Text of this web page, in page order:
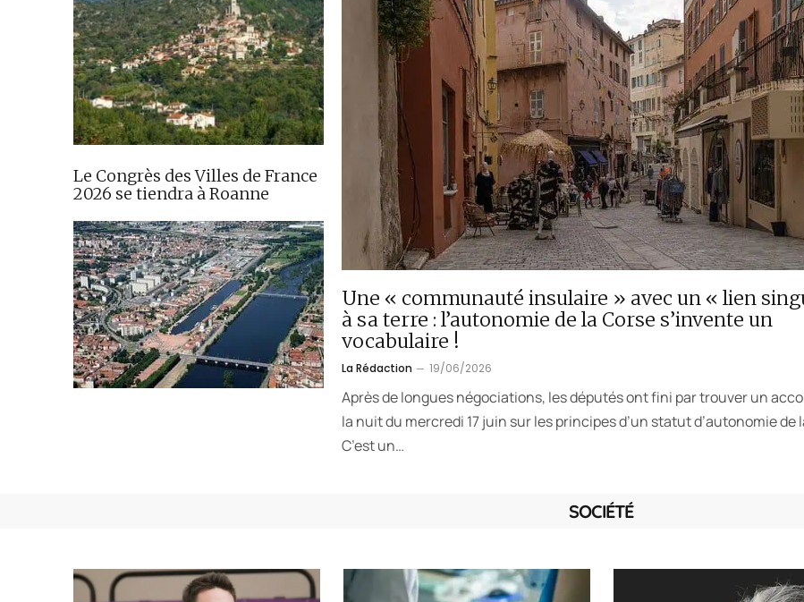
Le Congrès des Villes de France
2026 se tiendra à Roanne
Une « communauté insulaire » avec un « lien
à sa terre : l’autonomie de la Corse s’invente un
vocabulaire !
La Rédaction 19/06/2026
Après de longues négociations, les députés ont fini par trouver un
la nuit du mercredi 17 juin sur les principes d’un statut d’autonomie de
C’est un…
SOCIÉTÉ